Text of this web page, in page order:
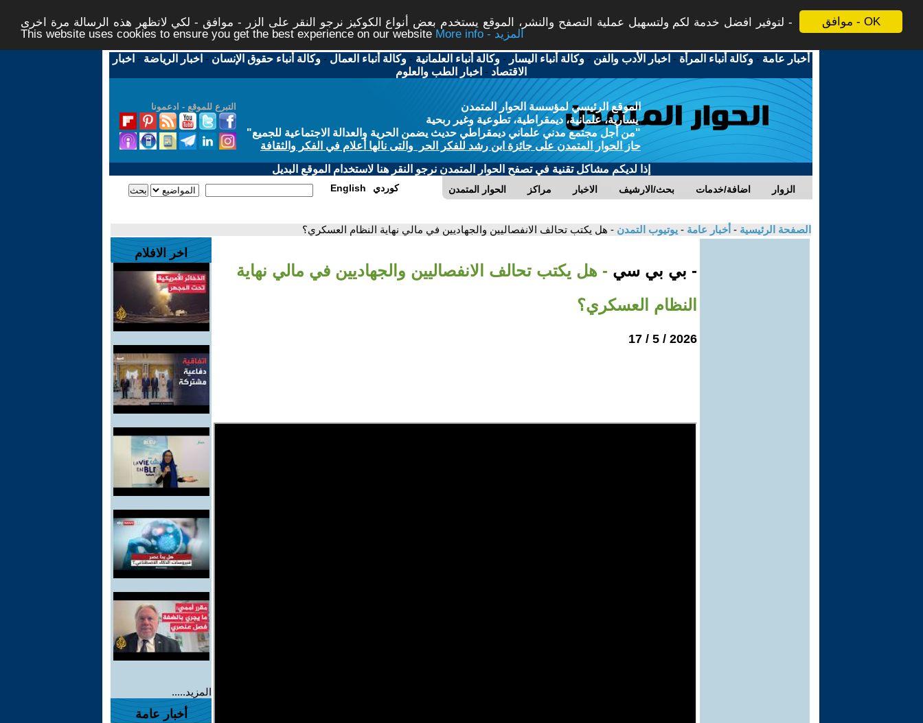
موافق - OK
لتوفير افضل خدمة لكم ولتسهيل عملية التصفح والنشر، الموقع يستخدم بعض أنواع الكوكيز نرجو النقر على الزر - موافق - لكي لاتظهر هذه الرسالة مرة اخرى -
This website uses cookies to ensure you get the best experience on our website
More info - المزيد
أخبار عامة -وكالة أنباء المرأة - اخبار الأدب والفن -وكالة أنباء اليسار -وكالة أنباء العلمانية -وكالة أنباء العمال -وكالة أنباء حقوق الإنسان - اخبار الرياضة - اخبار
الاقتصاد - اخبار الطب والعلوم
التبرع للموقع - ادعمونا
الموقع الرئيسي لمؤسسة الحوار المتمدن
يسارية، علمانية، ديمقراطية، تطوعية وغير ربحية
"من أجل مجتمع مدني علماني ديمقراطي حديث يضمن الحرية والعدالة الاجتماعية للجميع"
حاز الحوار المتمدن على جائزة ابن رشد للفكر الحر والتى نالها أعلام في الفكر والثقافة
إذا لديكم مشاكل تقنية في تصفح الحوار المتمدن نرجو النقر هنا لاستخدام الموقع البديل
الحوار المتمدن مراكز الاخبار بحث/الارشيف اضافة/خدمات الزوار English كوردي
الصفحة الرئيسية - أخبار عامة - يوتيوب التمدن - هل يكتب تحالف الانفصاليين والجهاديين في مالي نهاية النظام العسكري؟
- بي بي سي - هل يكتب تحالف الانفصاليين والجهاديين في مالي نهاية
النظام العسكري؟
2026 / 5 / 17
اخر الافلام
المزيد.....
أخبار عامة